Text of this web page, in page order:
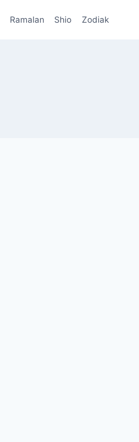
Ramalan Shio Zodiak